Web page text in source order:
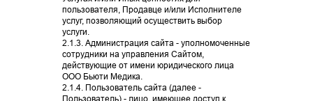
пользователя, Продавце и/или Исполнителе
услуг, позволяющий осуществить выбор
услуги.
2.1.3. Администрация сайта - уполномоченные
сотрудники на управления Сайтом,
действующие от имени юридического лица
ООО Бьюти Медика.
2.1.4. Пользователь сайта (далее -
Пользователь) - лицо, имеющее доступ к
Акции
АКЦИИ